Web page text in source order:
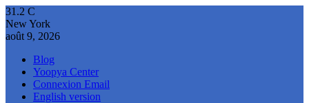
31.2 C
New York
août 9, 2026
Blog
Yoopya Center
Connexion Email
English version